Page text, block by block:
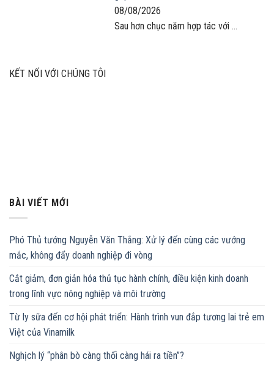
08/08/2026
Sau hơn chục năm hợp tác với ...
KẾT NỐI VỚI CHÚNG TÔI
BÀI VIẾT MỚI
Phó Thủ tướng Nguyễn Văn Thắng: Xử lý đến cùng các vướng
mắc, không đẩy doanh nghiệp đi vòng
Cắt giảm, đơn giản hóa thủ tục hành chính, điều kiện kinh doanh
trong lĩnh vực nông nghiệp và môi trường
Từ ly sữa đến cơ hội phát triển: Hành trình vun đắp tương lai trẻ em
Việt của Vinamilk
Nghịch lý “phân bò càng thối càng hái ra tiền”?